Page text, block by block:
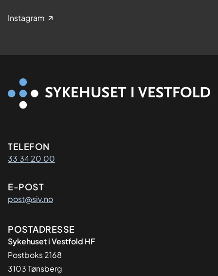
Instagram
Kontaktinformasjon
TELEFON
33 34 20 00
E-POST
post@siv.no
Adresse
POSTADRESSE
Sykehuset i Vestfold HF
Postboks 2168
3103 Tønsberg